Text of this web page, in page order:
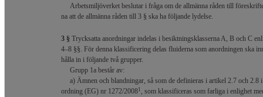
Arbetsmiljöverket beslutar i fråga om de allmänna råden till
na att de allmänna råden till 3 § ska ha följande lydelse.
3 § Trycksatta anordningar indelas i besiktningsklasserna A, B och C
4–8 §§. För denna klassificering delas fluiderna som anordningen ska
hålla in i följande två grupper.
Grupp 1a består av:
a) Ämnen och blandningar, så som de definieras i artikel 2.7 och 2.8
ordning (EG) nr 1272/20081 , som klassificeras som farliga i enlighet